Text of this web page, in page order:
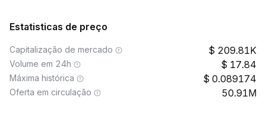
Estatisticas de preço
Capitalização de mercado 209.81K
Volume em 24h 17.84
Máxima histórica 0.089174
Oferta em circulação 50.91M